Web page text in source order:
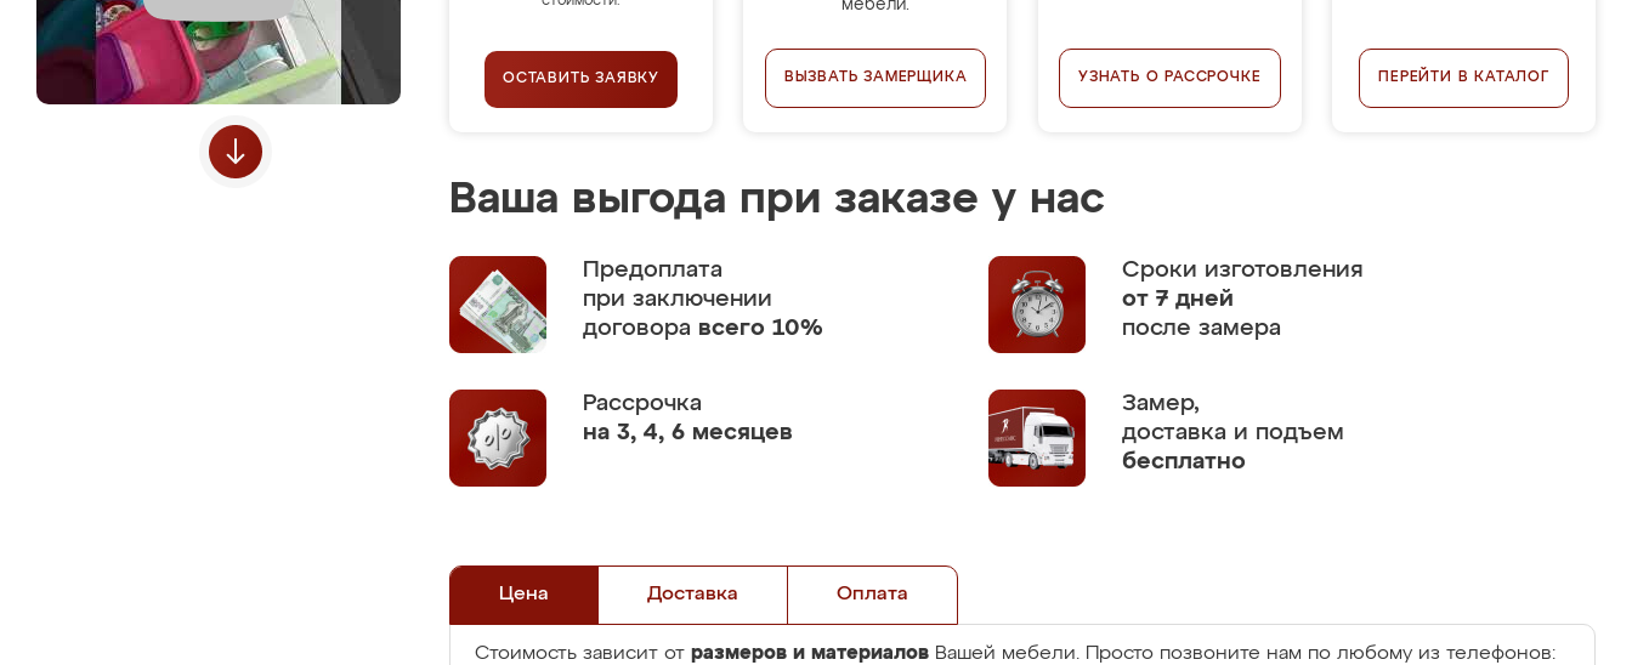
ОСТАВИТЬ ЗАЯВКУ
мебели.
ВЫЗВАТЬ ЗАМЕРЩИКА УЗНАТЬ О РАССРОЧКЕ ПЕРЕЙТИ В КАТАЛОГ
Ваша выгода при заказе у нас
Предоплата
при заключении
договора всего 10%
Сроки изготовления
от 7 дней
после замера
Рассрочка
на 3, 4, 6 месяцев
Замер,
доставка и подъем
бесплатно
Цена Доставка Оплата
Стоимость зависит от размеров и материалов Вашей мебели. Просто позвоните нам по любому из телефонов: